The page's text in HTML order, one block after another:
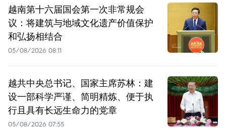
越南第十六届国会第一次非常规会
议：将建筑与地域文化遗产价值保护
和弘扬相结合
05/08/2026 08:11
越共中央总书记、国家主席苏林：建
设一部科学严谨、简明精炼、便于执
行且具有长远生命力的党章
05/08/2026 07:55